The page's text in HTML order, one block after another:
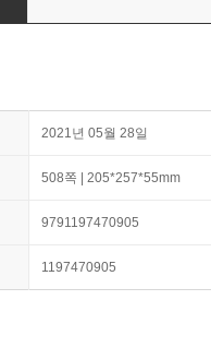
2021년 05월 28일
508쪽 | 205*257*55mm
9791197470905
1197470905